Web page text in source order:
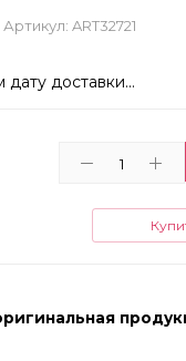
Артикул: ART32721
дату доставки...